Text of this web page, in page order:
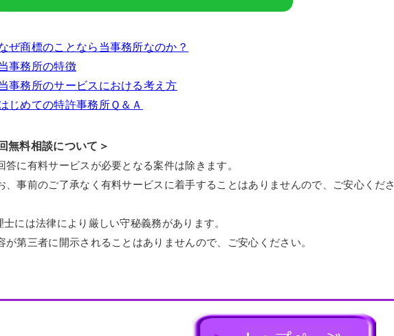
ぜ商標のことなら当事務所なのか？
事務所の特徴
事務所のサービスにおける考え方
じめての特許事務所Ｑ＆Ａ
無料相談について＞
答に有料サービスが必要となる案件は除きます。
事前のご了承なく有料サービスに着手することはありませんので、ご安心くださ
には法律により厳しい守秘義務があります。
第三者に開示されることはありませんので、ご安心ください。